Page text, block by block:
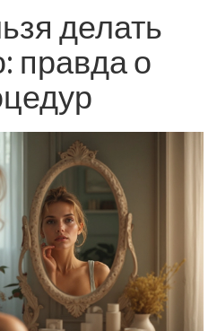
делать
правда о